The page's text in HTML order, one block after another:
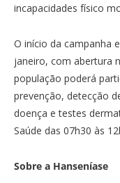
incapacidades físico
O início da campanha
janeiro, com abertura
população poderá
prevenção, detecção
doença e testes
Saúde das 07h30 às
Sobre a Hanseníase